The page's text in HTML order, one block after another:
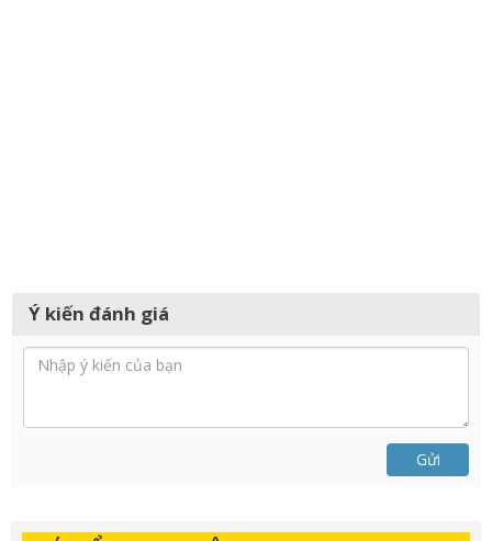
Ý kiến đánh giá
Gửi